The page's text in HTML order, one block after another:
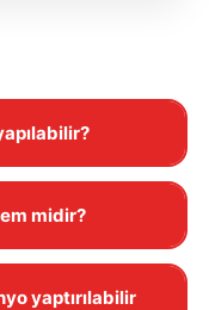
midir?
yaptırılabilir